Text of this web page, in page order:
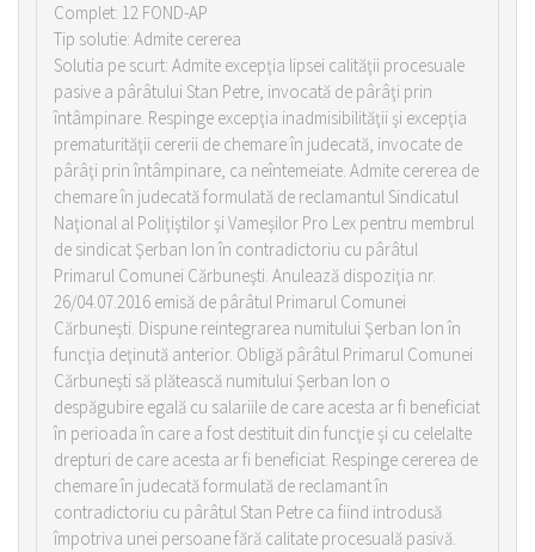
Complet: 12 FOND-AP
Tip solutie: Admite cererea
Solutia pe scurt: Admite excepţia lipsei calităţii procesuale
pasive a pârâtului Stan Petre, invocată de pârâţi prin
întâmpinare. Respinge excepţia inadmisibilităţii şi excepţia
prematurităţii cererii de chemare în judecată, invocate de
pârâţi prin întâmpinare, ca neîntemeiate. Admite cererea de
chemare în judecată formulată de reclamantul Sindicatul
Naţional al Poliţiştilor şi Vameşilor Pro Lex pentru membrul
de sindicat Şerban Ion în contradictoriu cu pârâtul
Primarul Comunei Cărbuneşti. Anulează dispoziţia nr.
26/04.07.2016 emisă de pârâtul Primarul Comunei
Cărbuneşti. Dispune reintegrarea numitului Şerban Ion în
funcţia deţinută anterior. Obligă pârâtul Primarul Comunei
Cărbuneşti să plătească numitului Şerban Ion o
despăgubire egală cu salariile de care acesta ar fi beneficiat
în perioada în care a fost destituit din funcţie şi cu celelalte
drepturi de care acesta ar fi beneficiat. Respinge cererea de
chemare în judecată formulată de reclamant în
contradictoriu cu pârâtul Stan Petre ca fiind introdusă
împotriva unei persoane fără calitate procesuală pasivă.